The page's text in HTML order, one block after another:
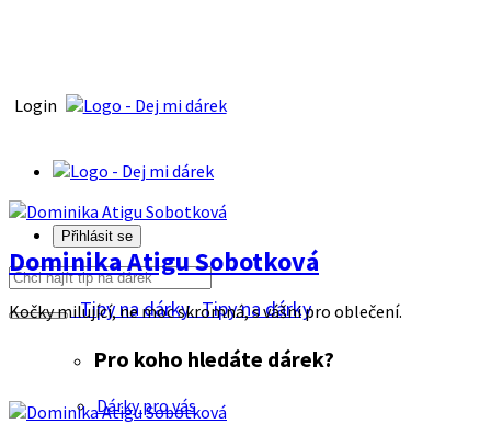
Login
Přihlásit se
Tipy na dárkyTipy na dárky
Pro koho hledáte dárek?
Dárky pro vás
Dominika Atigu Sobotková
Kočky milující, ne moc skromná, s vášni pro oblečení.